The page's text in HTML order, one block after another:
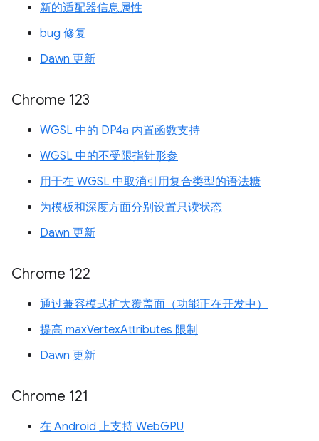
新的适配器信息属性
bug 修复
Dawn 更新
Chrome 123
WGSL 中的 DP4a 内置函数支持
WGSL 中的不受限指针形参
用于在 WGSL 中取消引用复合类型的语法糖
为模板和深度方面分别设置只读状态
Dawn 更新
Chrome 122
通过兼容模式扩大覆盖面（功能正在开发中）
提高 maxVertexAttributes 限制
Dawn 更新
Chrome 121
在 Android 上支持 WebGPU